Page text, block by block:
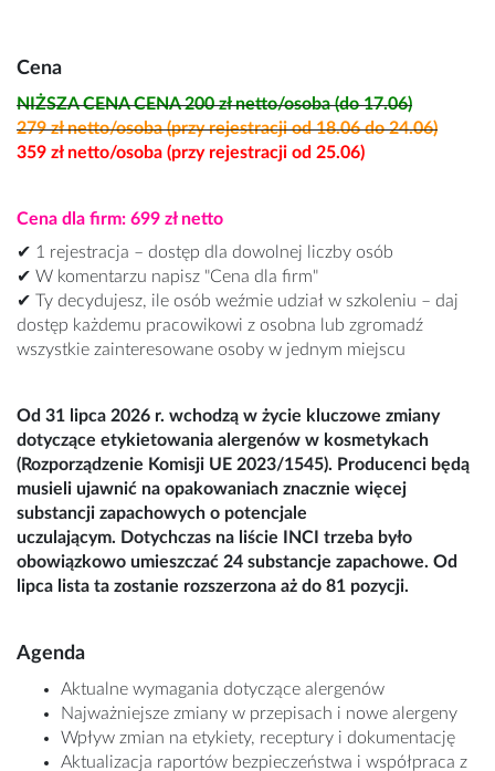
Cena
NIŻSZA CENA CENA 200 zł netto/osoba (do 17.06)
279 zł netto/osoba (przy rejestracji od 18.06 do 24.06)
359 zł netto/osoba (przy rejestracji od 25.06)
Cena dla firm: 699 zł netto
✔ 1 rejestracja – dostęp dla dowolnej liczby osób
✔ W komentarzu napisz "Cena dla firm"
✔ Ty decydujesz, ile osób weźmie udział w szkoleniu – daj
dostęp każdemu pracowikowi z osobna lub zgromadź
wszystkie zainteresowane osoby w jednym miejscu
Od 31 lipca 2026 r. wchodzą w życie kluczowe zmiany
dotyczące etykietowania alergenów w kosmetykach
(Rozporządzenie Komisji UE 2023/1545). Producenci będą
musieli ujawnić na opakowaniach znacznie więcej
substancji zapachowych o potencjale
uczulającym. Dotychczas na liście INCI trzeba było
obowiązkowo umieszczać 24 substancje zapachowe. Od
lipca lista ta zostanie rozszerzona aż do 81 pozycji.
Agenda
Aktualne wymagania dotyczące alergenów
Najważniejsze zmiany w przepisach i nowe alergeny
Wpływ zmian na etykiety, receptury i dokumentację
Aktualizacja raportów bezpieczeństwa i współpraca z